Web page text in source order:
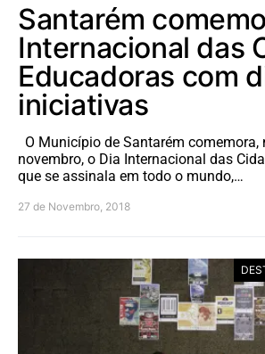
Santarém
Internacional das
Educadoras com
iniciativas
O Município de Santarém comemora,
novembro, o Dia Internacional das
que se assinala em todo o mundo,…
27 de Novembro, 2018